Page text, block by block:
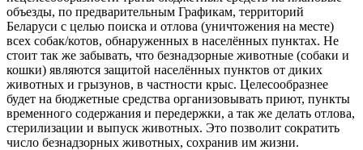
объезды, по предварительным Графикам, территорий
Беларуси с целью поиска и отлова (уничтожения на месте)
всех собак/котов, обнаруженных в населённых пунктах. Не
стоит так же забывать, что безнадзорные животные (собаки и
кошки) являются защитой населённых пунктов от диких
животных и грызунов, в частности крыс. Целесообразнее
будет на бюджетные средства организовывать приют, пункты
временного содержания и передержки, а так же делать отлова,
стерилизации и выпуск животных. Это позволит сократить
число безнадзорных животных, сохранив им жизни.